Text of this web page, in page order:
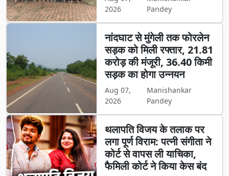
2026
Pandey
नांदघाट से मुंगेली तक फोरलेन
सड़क को मिली रफ्तार, 21.81
करोड़ की मंजूरी, 36.40 किमी
सड़क का होगा उन्नयन
Aug 07,
2026
Manishankar
Pandey
थलापति विजय के तलाक पर
लगा पूर्ण विराम: पत्नी संगीता ने
कोर्ट से वापस ली याचिका,
फैमिली कोर्ट ने किया केस बंद